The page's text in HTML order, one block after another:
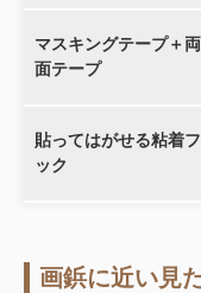
マスキングテープ＋両
面テープ
貼ってはがせる粘着フ
ック
画鋲に近い見